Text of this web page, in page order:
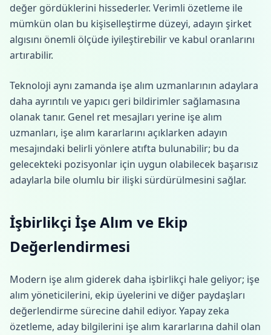
değer gördüklerini hissederler. Verimli özetleme ile
mümkün olan bu kişiselleştirme düzeyi, adayın şirket
algısını önemli ölçüde iyileştirebilir ve kabul oranlarını
artırabilir.
Teknoloji aynı zamanda işe alım uzmanlarının adaylara
daha ayrıntılı ve yapıcı geri bildirimler sağlamasına
olanak tanır. Genel ret mesajları yerine işe alım
uzmanları, işe alım kararlarını açıklarken adayın
mesajındaki belirli yönlere atıfta bulunabilir; bu da
gelecekteki pozisyonlar için uygun olabilecek başarısız
adaylarla bile olumlu bir ilişki sürdürülmesini sağlar.
İşbirlikçi İşe Alım ve Ekip
Değerlendirmesi
Modern işe alım giderek daha işbirlikçi hale geliyor; işe
alım yöneticilerini, ekip üyelerini ve diğer paydaşları
değerlendirme sürecine dahil ediyor. Yapay zeka
özetleme, aday bilgilerini işe alım kararlarına dahil olan